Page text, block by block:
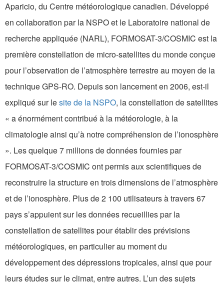
Aparicio, du Centre météorologique canadien. Développé
en collaboration par la NSPO et le Laboratoire national de
recherche appliquée (NARL), FORMOSAT-3/COSMIC est la
première constellation de micro-satellites du monde conçue
pour l’observation de l’atmosphère terrestre au moyen de la
technique GPS-RO. Depuis son lancement en 2006, est-il
expliqué sur lesite de la NSPO, la constellation de satellites
« a énormément contribué à la météorologie, à la
climatologie ainsi qu’à notre compréhension de l’ionosphère
». Les quelque 7 millions de données fournies par
FORMOSAT-3/COSMIC ont permis aux scientifiques de
reconstruire la structure en trois dimensions de l’atmosphère
et de l’ionosphère. Plus de 2 100 utilisateurs à travers 67
pays s’appuient sur les données recueillies par la
constellation de satellites pour établir des prévisions
météorologiques, en particulier au moment du
développement des dépressions tropicales, ainsi que pour
leurs études sur le climat, entre autres. L’un des sujets